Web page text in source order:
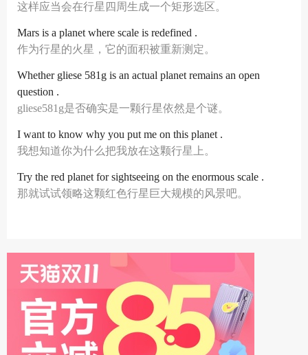
这样应当会在行星四周生成一个矩形选区。
Mars is a planet where scale is redefined .
作为行星的火星，它的面积被重新测定。
Whether gliese 581g is an actual planet remains an open
question .
gliese581g是否确实是一颗行星依然是个谜。
I want to know why you put me on this planet .
我想知道你为什么把我放在这颗行星上。
Try the red planet for sightseeing on the enormous scale .
那就试试领略这颗红色行星巨大规模的风景吧。